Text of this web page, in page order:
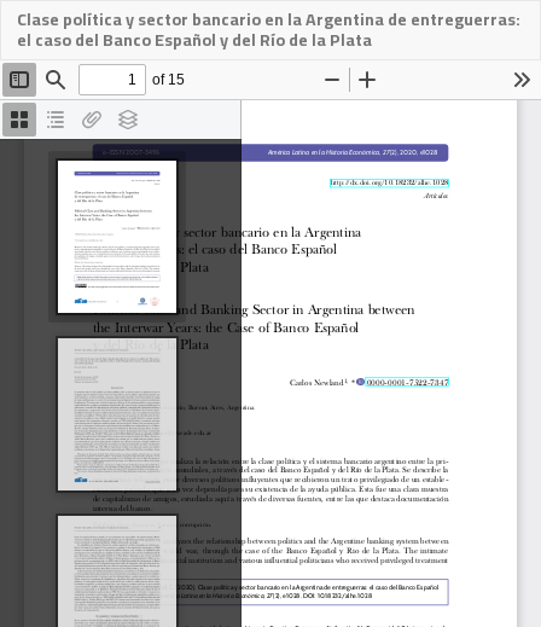
Clase política y sector bancario en la Argentina de entreguerras:
el caso del Banco Español y del Río de la Plata Descargar